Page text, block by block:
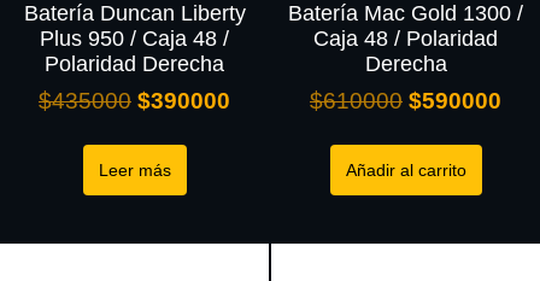
Batería Duncan Liberty
Plus 950 / Caja 48 /
Polaridad Derecha
$435000 $390000
Leer más
Batería Mac Gold 1300 /
Caja 48 / Polaridad
Derecha
$610000 $590000
Añadir al carrito